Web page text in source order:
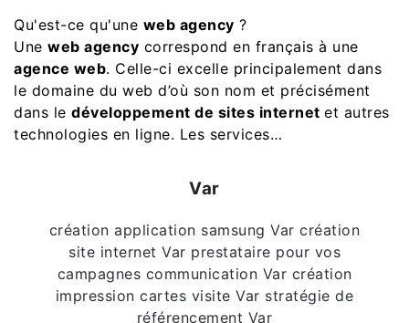
Qu'est-ce qu'une web agency ?
Une web agency correspond en français à une
agence web. Celle-ci excelle principalement dans
le domaine du web d’où son nom et précisément
dans le développement de sites internet et autres
technologies en ligne. Les services…
Var
création application samsung Var création
site internet Var prestataire pour vos
campagnes communication Var création
impression cartes visite Var stratégie de
référencement Var